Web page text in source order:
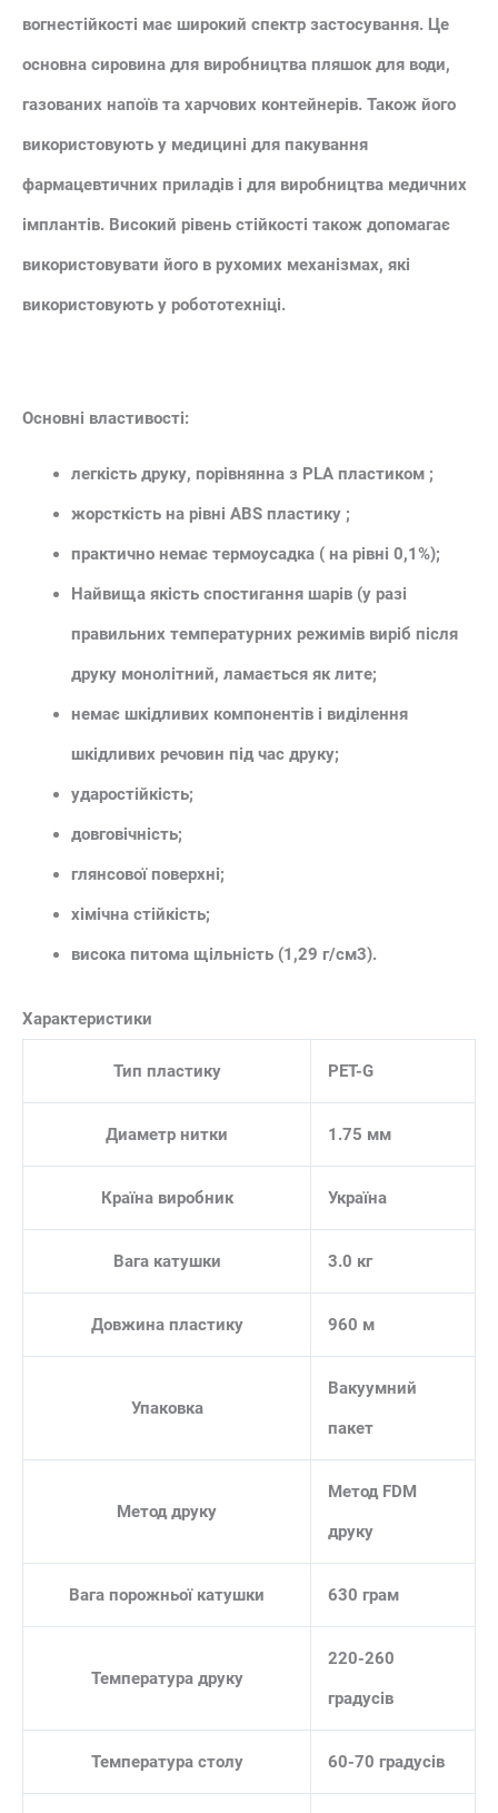
вогнестійкості має широкий спектр застосування. Це
основна сировина для виробництва пляшок для води,
газованих напоїв та харчових контейнерів. Також його
використовують у медицині для пакування
фармацевтичних приладів і для виробництва медичних
імплантів. Високий рівень стійкості також допомагає
використовувати його в рухомих механізмах, які
використовують у робототехніці.
Основні властивості:
легкість друку, порівнянна з PLA пластиком ;
жорсткість на рівні ABS пластику ;
практично немає термоусадка ( на рівні 0,1%);
Найвища якість спостигання шарів (у разі
правильних температурних режимів виріб після
друку монолітний, ламається як лите;
немає шкідливих компонентів і виділення
шкідливих речовин під час друку;
ударостійкість;
довговічність;
глянсової поверхні;
хімічна стійкість;
висока питома щільність (1,29 г/см3).
Характеристики
Тип пластику PET-G
Диаметр нитки 1.75 мм
Країна виробник Україна
Вага катушки 3.0 кг
Довжина пластику 960 м
Упаковка
Вакуумний
пакет
Метод друку
Метод FDM
друку
Вага порожньої катушки 630 грам
Температура друку
220-260
градусів
Температура столу 60-70 градусів